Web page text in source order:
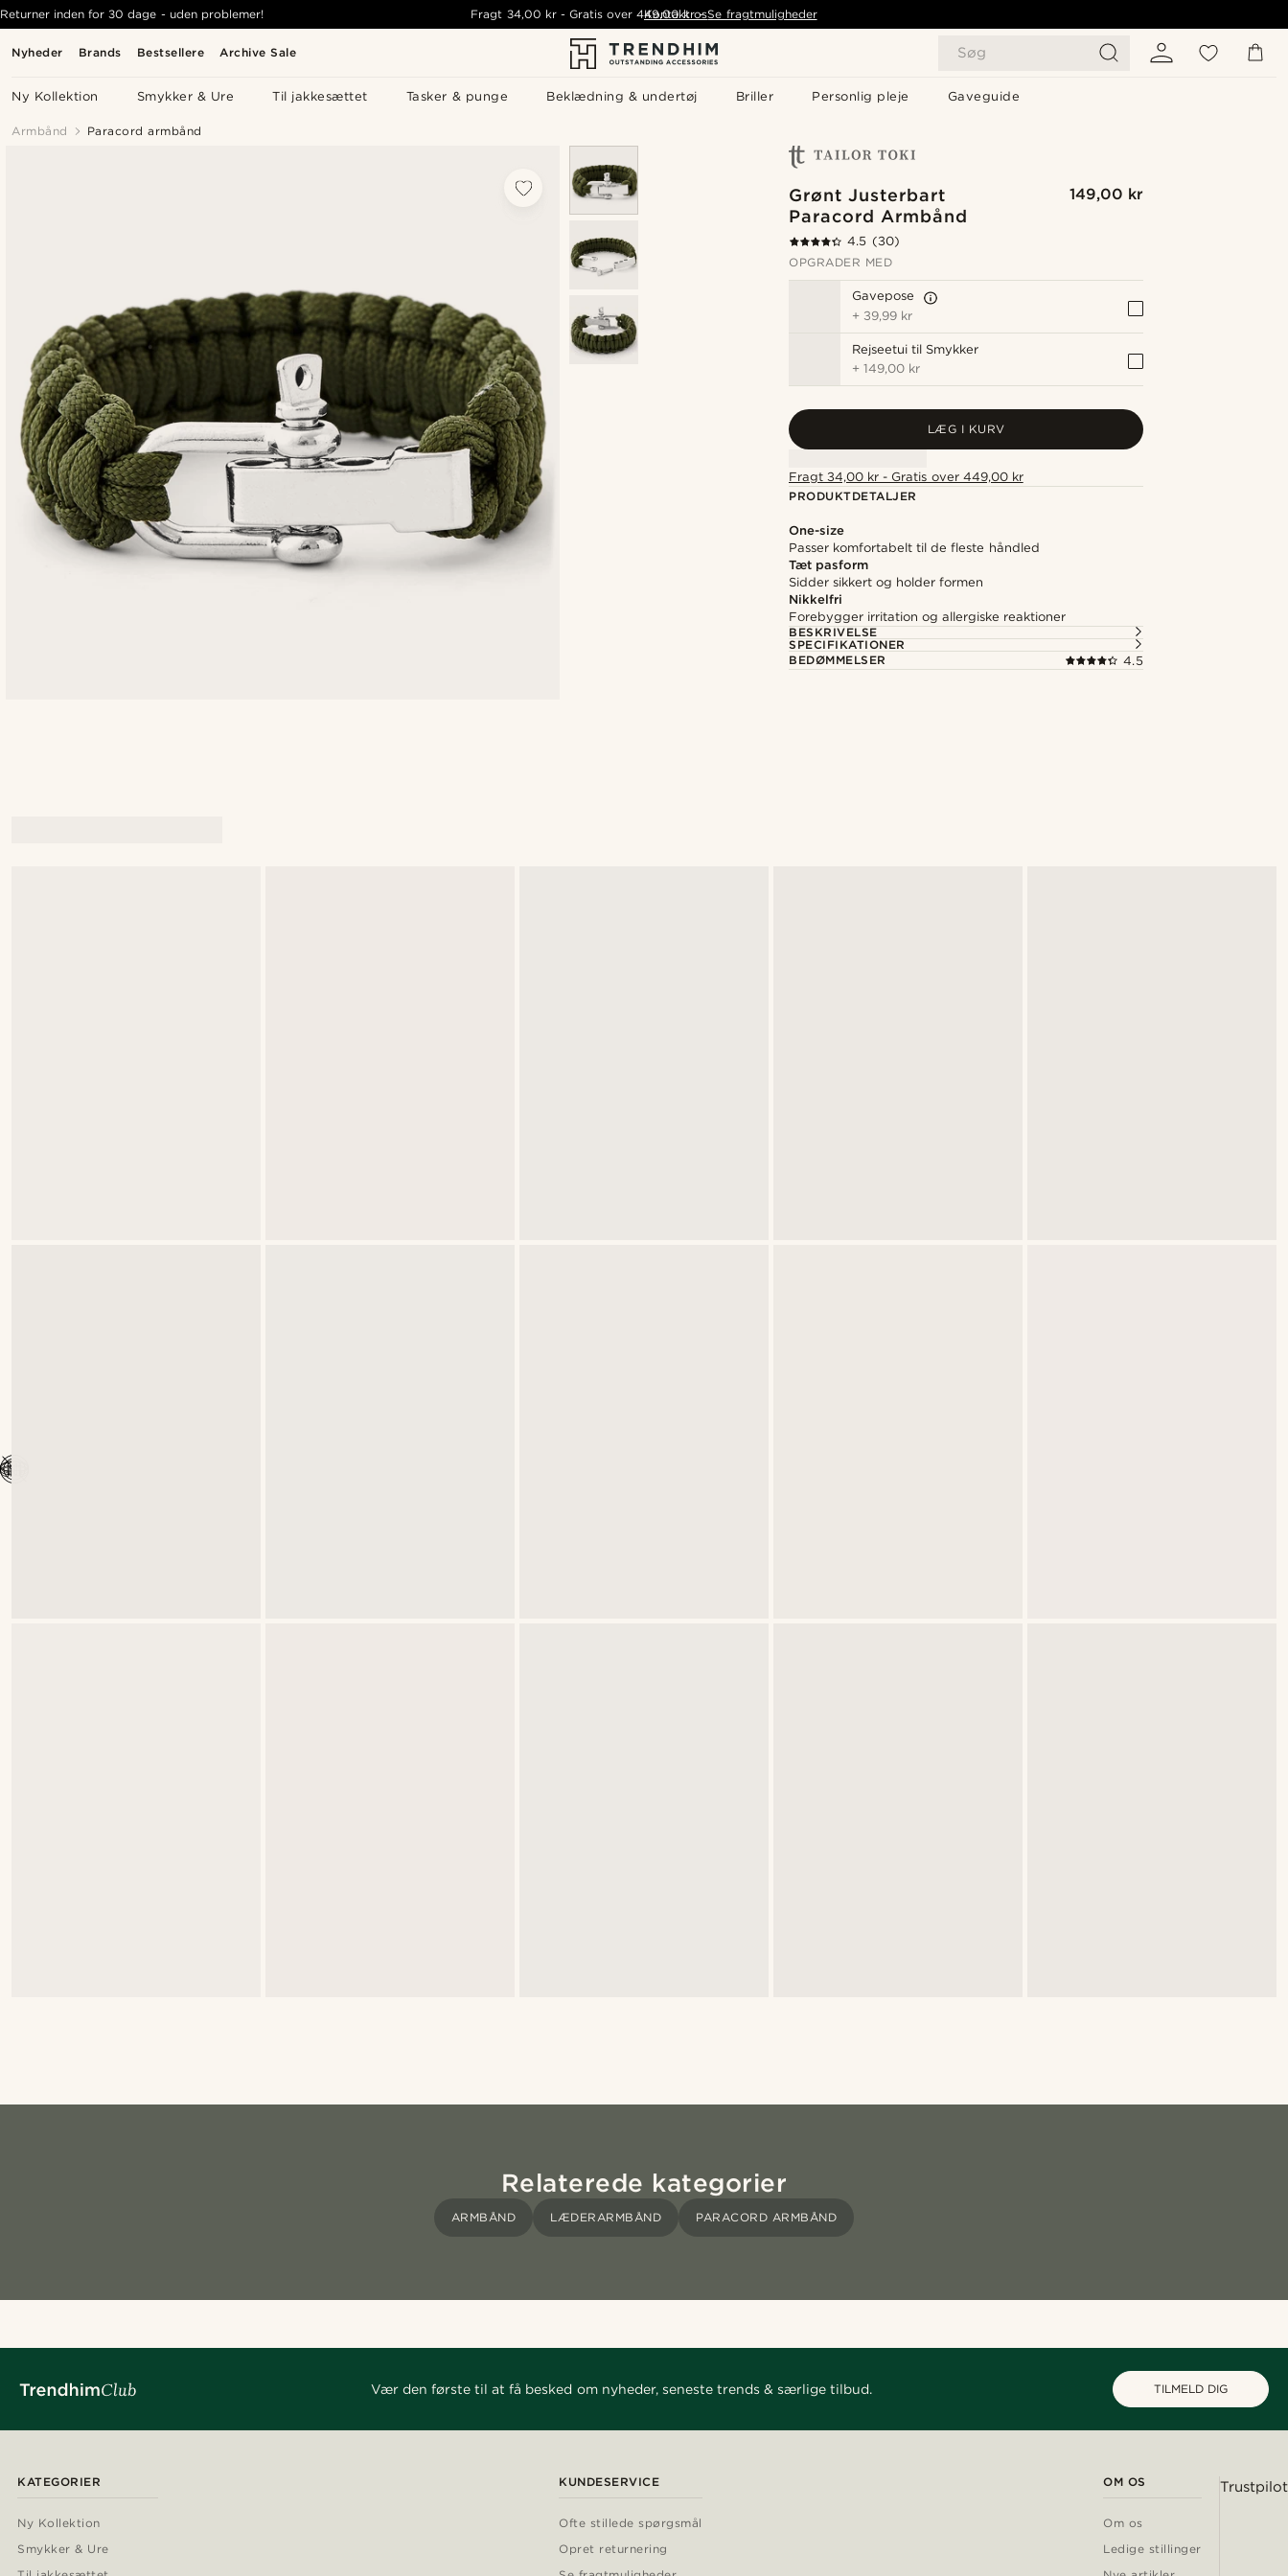
Nyheder Brands Bestsellere Archive Sale Søg
Ny Kollektion Smykker & Ure Til jakkesættet Tasker & punge Beklædning & undertøj Briller Personlig pleje Gaveguide
Returner inden for 30 dage - uden problemer! Fragt 34,00 kr- Gratis over 449,00 kr - Se fragtmuligheder
Kontakt os
Armbånd Paracord armbånd
Grønt Justerbart
Paracord Armbånd
149,00 kr
4.5 (30)
OPGRADER MED
Gavepose
+ 39,99 kr
Rejseetui til Smykker
+149,00 kr
LÆG I KURV
Fragt 34,00 kr - Gratis over 449,00 kr
PRODUKTDETALJER
One-size
Passer komfortabelt til de fleste håndled
Tæt pasform
Sidder sikkert og holder formen
Nikkelfri
Forebygger irritation og allergiske reaktioner
BESKRIVELSE
SPECIFIKATIONER
BEDØMMELSER
4.5
Relaterede kategorier
ARMBÅND LÆDERARMBÅND PARACORD ARMBÅND
Vær den første til at få besked om nyheder, seneste trends & særlige tilbud. TILMELD DIG
KATEGORIER
Ny Kollektion
Smykker & Ure
KUNDESERVICE
Ofte stillede spørgsmål
Opret returnering
OM OS
Om os
Ledige stillinger
Trustpilot